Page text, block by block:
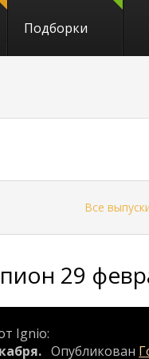
Подборки
Все
29
Ignio:
Опубликован